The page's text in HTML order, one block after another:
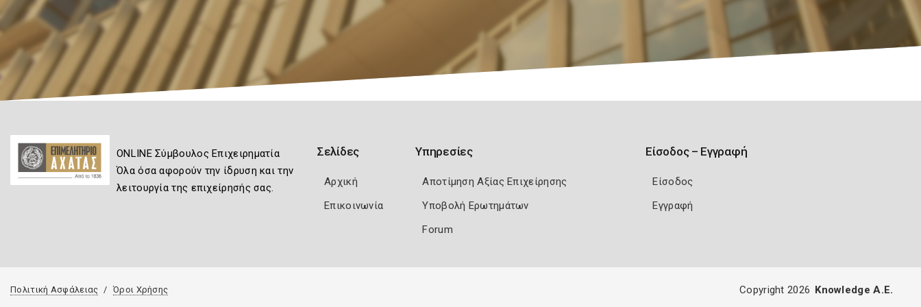
ONLINE Σύμβουλος Επιχειρηματία
Όλα όσα αφορούν την ίδρυση και την
λειτουργία της επιχείρησής σας.
Σελίδες
Αρχική
Επικοινωνία
Υπηρεσίες
Αποτίμηση Αξίας Επιχείρησης
Υποβολή Ερωτημάτων
Forum
Είσοδος – Εγγραφή
Είσοδος
Εγγραφή
Πολιτική Ασφάλειας Όροι Χρήσης Copyright 2026 Knowledge A.E.